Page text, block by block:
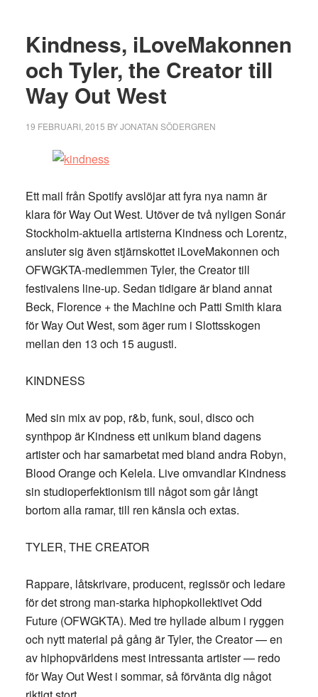
Kindness, iLoveMakonnen
och Tyler, the Creator till
Way Out West
19 FEBRUARI, 2015 BYJONATAN SÖDERGREN
Ett mail från Spotify avslöjar att fyra nya namn är
klara för Way Out West. Utöver de två nyligen Sonár
Stockholm-aktuella artisterna Kindness och Lorentz,
ansluter sig även stjärnskottet iLoveMakonnen och
OFWGKTA-medlemmen Tyler, the Creator till
festivalens line-up. Sedan tidigare är bland annat
Beck, Florence + the Machine och Patti Smith klara
för Way Out West, som äger rum i Slottsskogen
mellan den 13 och 15 augusti.
KINDNESS
Med sin mix av pop, r&b, funk, soul, disco och
synthpop är Kindness ett unikum bland dagens
artister och har samarbetat med bland andra Robyn,
Blood Orange och Kelela. Live omvandlar Kindness
sin studioperfektionism till något som går långt
bortom alla ramar, till ren känsla och extas.
TYLER, THE CREATOR
Rappare, låtskrivare, producent, regissör och ledare
för det strong man-starka hiphopkollektivet Odd
Future (OFWGKTA). Med tre hyllade album i ryggen
och nytt material på gång är Tyler, the Creator — en
av hiphopvärldens mest intressanta artister — redo
för Way Out West i sommar, så förvänta dig något